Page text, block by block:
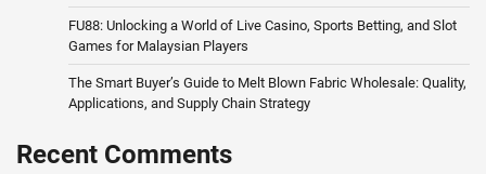
FU88: Unlocking a World of Live Casino, Sports Betting, and Slot
Games for Malaysian Players
The Smart Buyer’s Guide to Melt Blown Fabric Wholesale: Quality,
Applications, and Supply Chain Strategy
Recent Comments